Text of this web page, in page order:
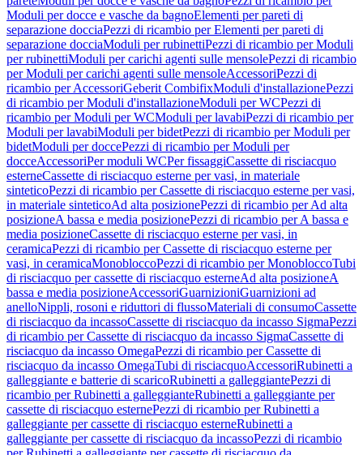
Moduli per docce e vasche da bagnoElementi per pareti di
separazione docciaPezzi di ricambio per Elementi per pareti di
separazione docciaModuli per rubinettiPezzi di ricambio per Moduli
per rubinettiModuli per carichi agenti sulle mensolePezzi di ricambio
per Moduli per carichi agenti sulle mensoleAccessoriPezzi di
ricambio per AccessoriGeberit CombifixModuli d'installazionePezzi
di ricambio per Moduli d'installazioneModuli per WCPezzi di
ricambio per Moduli per WCModuli per lavabiPezzi di ricambio per
Moduli per lavabiModuli per bidetPezzi di ricambio per Moduli per
bidetModuli per doccePezzi di ricambio per Moduli per
docceAccessoriPer moduli WCPer fissaggiCassette di risciacquo
esterneCassette di risciacquo esterne per vasi, in materiale
sinteticoPezzi di ricambio per Cassette di risciacquo esterne per vasi,
in materiale sinteticoAd alta posizionePezzi di ricambio per Ad alta
posizioneA bassa e media posizionePezzi di ricambio per A bassa e
media posizioneCassette di risciacquo esterne per vasi, in
ceramicaPezzi di ricambio per Cassette di risciacquo esterne per
vasi, in ceramicaMonobloccoPezzi di ricambio per MonobloccoTubi
di risciacquo per cassette di risciacquo esterneAd alta posizioneA
bassa e media posizioneAccessoriGuarnizioniGuarnizioni ad
anelloNippli, rosoni e riduttori di flussoMateriali di consumoCassette
di risciacquo da incassoCassette di risciacquo da incasso SigmaPezzi
di ricambio per Cassette di risciacquo da incasso SigmaCassette di
risciacquo da incasso OmegaPezzi di ricambio per Cassette di
risciacquo da incasso OmegaTubi di risciacquoAccessoriRubinetti a
galleggiante e batterie di scaricoRubinetti a galleggiantePezzi di
ricambio per Rubinetti a galleggianteRubinetti a galleggiante per
cassette di risciacquo esternePezzi di ricambio per Rubinetti a
galleggiante per cassette di risciacquo esterneRubinetti a
galleggiante per cassette di risciacquo da incassoPezzi di ricambio